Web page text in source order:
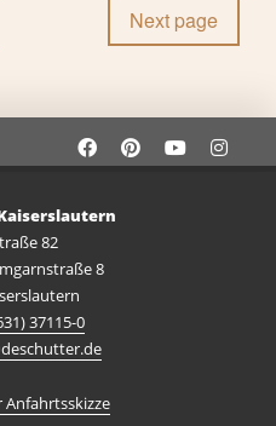
Next page
82
8
37115-0
Anfahrtsskizze